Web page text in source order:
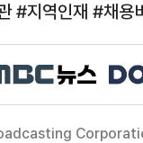
#지역인재 #채용